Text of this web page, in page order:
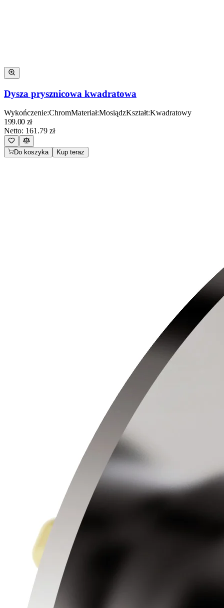
Dysza prysznicowa kwadratowa
Wykończenie:ChromMateriał:MosiądzKształt:Kwadratowy
199.00 zł
Netto: 161.79 zł
Do koszyka Kup teraz